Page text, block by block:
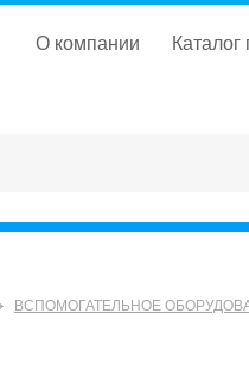
о компании
ВСПОМОГАТЕЛЬНОЕ